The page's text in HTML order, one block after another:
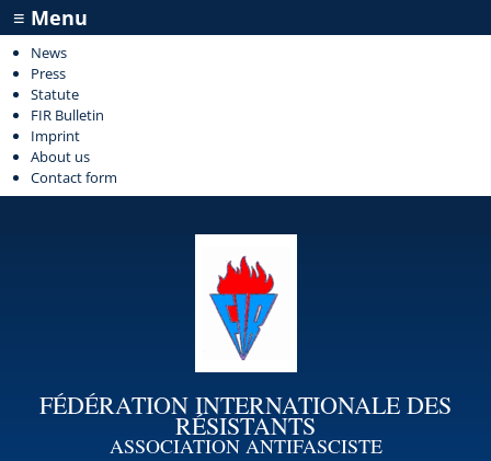
≡ Menu
News
Press
Statute
FIR Bulletin
Imprint
About us
Contact form
FÉDÉRATION INTERNATIONALE DES
RÉSISTANTS
ASSOCIATION ANTIFASCISTE